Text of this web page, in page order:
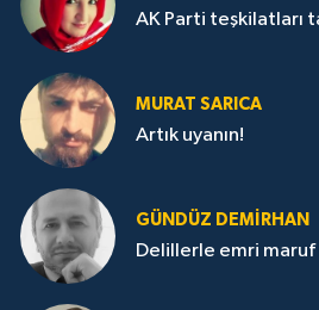
AK Parti teşkilatları
MURAT SARICA
Artık uyanın!
GÜNDÜZ DEMIRHAN
Delillerle emri